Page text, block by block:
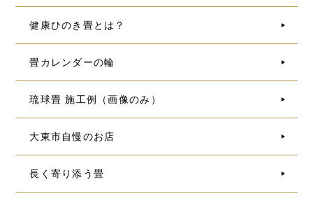
健康ひのき畳とは？
畳カレンダーの輪
琉球畳 施工例（画像のみ）
大東市自慢のお店
長く寄り添う畳